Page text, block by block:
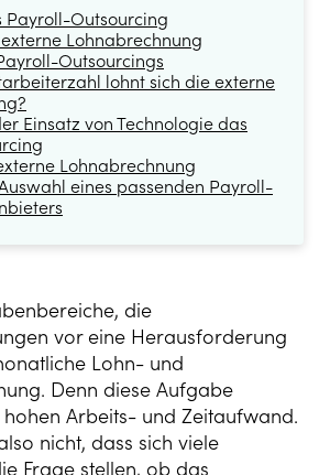
Payroll-Outsourcing
Lohnabrechnung
Outsourcings
lohnt sich die externe
Einsatz von Technologie das
Lohnabrechnung
eines passenden Payroll-
die
vor eine Herausforderung
Lohn- und
Denn diese Aufgabe
Arbeits- und Zeitaufwand.
nicht, dass sich viele
Frage stellen, ob das